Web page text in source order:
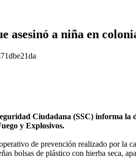
asesinó a niña en
Ciudadana (SSC) informa la
y Explosivos.
de prevención realizado por la
bolsas de plástico con hierba seca,